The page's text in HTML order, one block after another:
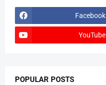
Facebook
YouTube
POPULAR POSTS